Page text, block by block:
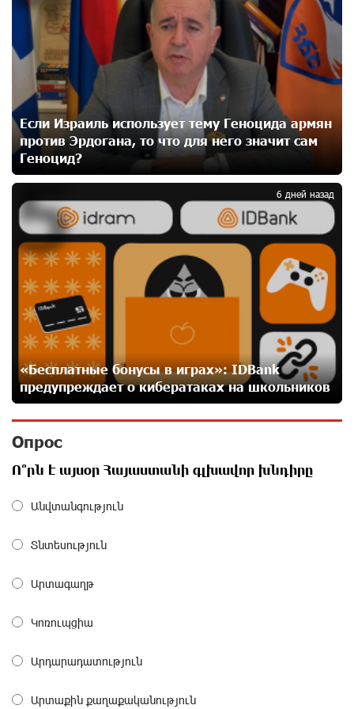
Москва–Баку: есть разногласия, но связи
сохраняются. А мы что делаем?
24 дней назад
День благодарности клиентам в Ванадзоре: IDBank
25 дней назад
Пашинян замотивирован уничтожить Армению․
27 дней назад
«Мой лес Армения» — бенефициар инициативы
«Сила одного драма» в июле
27 дней назад
Станьте акционером Юнибанка и воспользуйтесь
выгодным инвестиционным предложением
27 дней назад
сотрудничестве с Конверс МСБ
Карапетян
Зачем Пашинян полетел в Россию?․ Аршак
Карапетян
Если Израиль использует тему Геноцида армян
против Эрдогана, то что для него значит сам
Геноцид?
«Бесплатные бонусы в играх»: IDBank
предупреждает о кибератаках на школьников
6 дней назад
5
Опрос
Ո՞րն է այսօր Հայաստանի գլխավոր խնդիրը
Անվտանգություն
Տնտեսություն
Արտագաղթ
Կոռուպցիա
Արդարադատություն
Արտաքին քաղաքականություն